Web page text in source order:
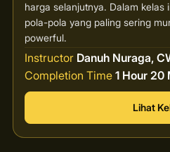
harga selanjutnya. Dalam kelas
pola-pola yang paling sering
powerful.
Instructor Danuh Nuraga,
Completion Time 1 Hour 20
Lihat